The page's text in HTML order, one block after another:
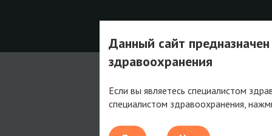
Данный сайт
здравоохранения
Если вы являетесь специалистом
специалистом здравоохранения,